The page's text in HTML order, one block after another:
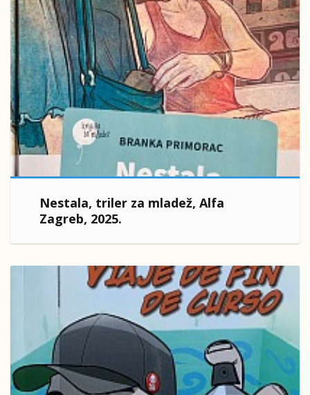
Nestala, triler za mladež, Alfa
Zagreb, 2025.